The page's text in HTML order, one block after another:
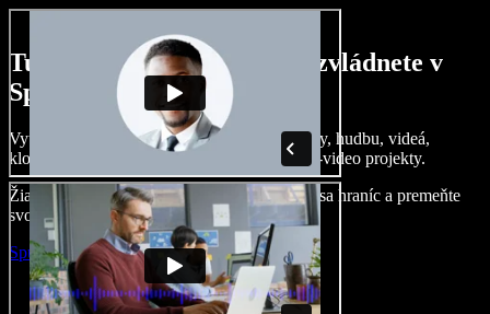
Tu je malá ukážka toho, čo zvládnete v
Speechify Studio.
Vytvárajte dabingy, pridajte bezplatné obrázky, hudbu, videá,
klonujte svoj hlas – postavíte pôsobivé audio-video projekty.
Žiadne učenie, všetko v prehliadači – zbavte sa hraníc a premeňte
svoje nápady na realitu.
Spustiť Studio